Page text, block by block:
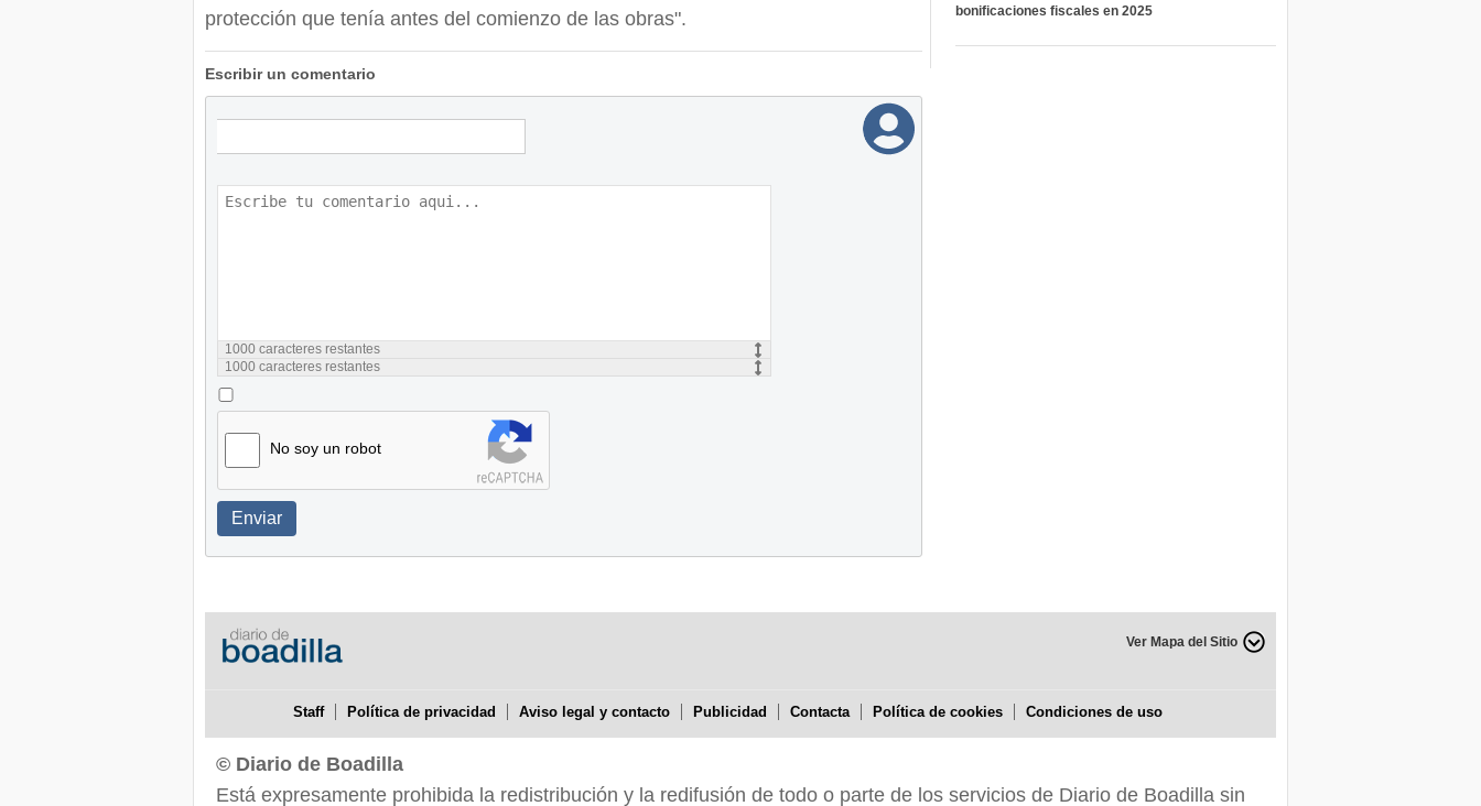
protección que tenía antes del comienzo de las obras".
Escribir un comentario
1000 caracteres restantes
1000 caracteres restantes
No soy un robot
Enviar
bonificaciones fiscales en 2025
Ver Mapa del Sitio
Staff Política de privacidad Aviso legal y contacto Publicidad Contacta Política de cookies Condiciones de uso
© Diario de Boadilla
Está expresamente prohibida la redistribución y la redifusión de todo o parte de los servicios de Diario de Boadilla sin